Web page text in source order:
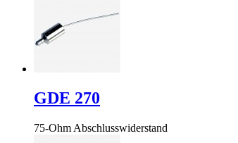
GDE 270
75-Ohm Abschlusswiderstand